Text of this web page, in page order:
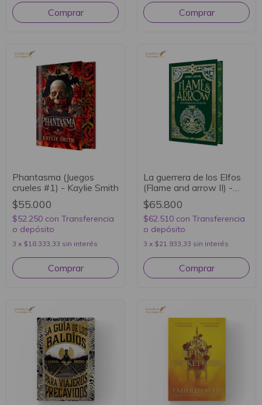
Phantasma (Juegos
crueles #1) - Kaylie Smith
$55.000
$52.250 con Transferencia
o depósito
3 x $18.333,33 sin interés
La guerrera de los Elfos
(Flame and arrow II) -
Sandra Grauer
$65.800
$62.510 con Transferencia
o depósito
3 x $21.933,33 sin interés